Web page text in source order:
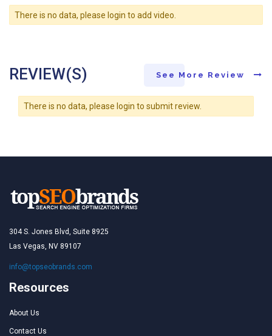
There is no data, please login to add video.
REVIEW(S) See More Review
There is no data, please login to submit review.
304 S. Jones Blvd, Suite 8925
Las Vegas, NV 89107
info@topseobrands.com
Resources
About Us
Contact Us